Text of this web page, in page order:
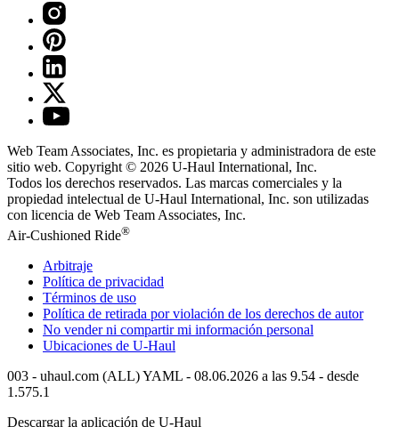
Web Team Associates, Inc. es propietaria y administradora de este
sitio web. Copyright © 2026 U-Haul International, Inc.
Todos los derechos reservados. Las marcas comerciales y la
propiedad intelectual de U-Haul International, Inc. son utilizadas
con licencia de Web Team Associates, Inc.
Air-Cushioned Ride®
Arbitraje
Política de privacidad
Términos de uso
Política de retirada por violación de los derechos de autor
No vender ni compartir mi información personal
Ubicaciones de U-Haul
003 - uhaul.com (ALL) YAML - 08.06.2026 a las 9.54 - desde
1.575.1
Descargar la aplicación de U-Haul